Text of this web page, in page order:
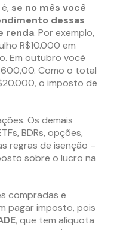
se no mês você
dessas
renda. Por exemplo,
R$10.000 em
Em outubro você
Como o total
o imposto de
Os demais
BDRs, opções,
regras de isenção –
sobre o lucro na
compradas e
pagar imposto, pois
, que tem alíquota